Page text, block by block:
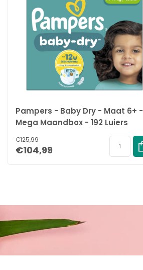
Pampers - Baby Dry - Maat 6+ -
Mega Maandbox - 192 Luiers
€125,99
€104,99